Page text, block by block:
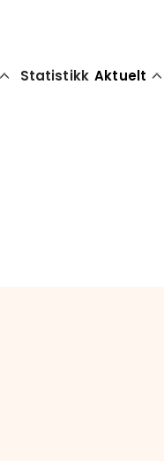
Statistikk Aktuelt